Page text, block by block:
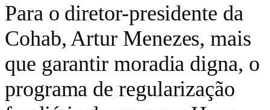
Para o diretor-presidente da
Cohab, Artur Menezes, mais
que garantir moradia digna, o
programa de regularização